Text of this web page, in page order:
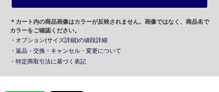
＊カート内の商品画像はカラーが反映されません。画像ではなく、商品名で
カラーをご確認ください。
・オプション(サイズ詳細)の値段詳細
・返品・交換・キャンセル・変更について
・特定商取引法に基づく表記